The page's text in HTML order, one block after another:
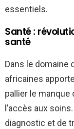
essentiels.
Santé :
santé
Dans le domaine
africaines
pallier le
l’accès aux
diagnostic et de